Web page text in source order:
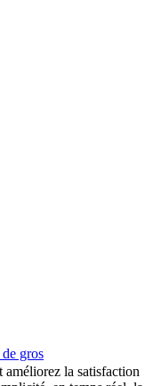
gros
améliorez la satisfaction